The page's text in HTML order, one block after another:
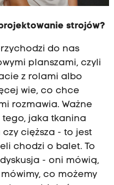
strojów?
do nas
planszami, czyli
z rolami albo
wie, co chce
rozmawia. Ważne
tego, jaka tkanina
cięższa - to jest
chodzi o balet. To
- oni mówią,
co możemy